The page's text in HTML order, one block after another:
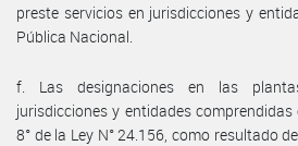
preste servicios en jurisdicciones y
Pública Nacional.
f. Las designaciones en las
jurisdicciones y entidades
8° de la Ley N° 24.156, como resultado